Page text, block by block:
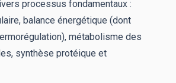
processus fondamentaux :
balance énergétique (dont
métabolisme des
synthèse protéique et